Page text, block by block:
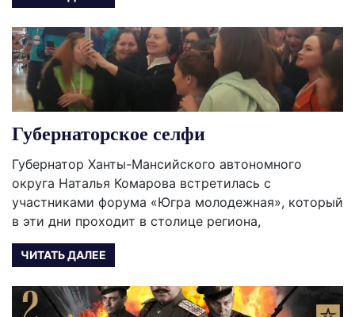
Губернаторское селфи
Губернатор Ханты-Мансийского автономного
округа Наталья Комарова встретилась с
участниками форума «Югра молодежная», который
в эти дни проходит в столице региона,
ЧИТАТЬ ДАЛЕЕ